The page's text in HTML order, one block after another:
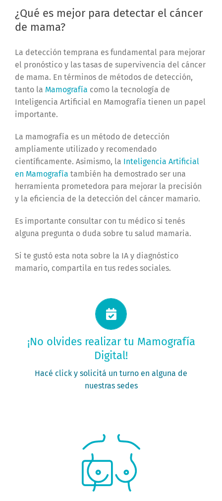
¿Qué es mejor para detectar el cáncer
de mama?
La detección temprana es fundamental para mejorar
el pronóstico y las tasas de supervivencia del cáncer
de mama. En términos de métodos de detección,
tanto la Mamografía como la tecnología de
Inteligencia Artificial en Mamografía tienen un papel
importante.
La mamografía es un método de detección
ampliamente utilizado y recomendado
científicamente. Asimismo, la Inteligencia Artificial
en Mamografía también ha demostrado ser una
herramienta prometedora para mejorar la precisión
y la eficiencia de la detección del cáncer mamario.
Es importante consultar con tu médico si tenés
alguna pregunta o duda sobre tu salud mamaria.
Si te gustó esta nota sobre la IA y diagnóstico
mamario, compartila en tus redes sociales.
¡No olvides realizar tu Mamografía
Digital!
Hacé click y solicitá un turno en alguna de
nuestras sedes
Solicitá tu turno ahora
PEDÍ TU TURNO